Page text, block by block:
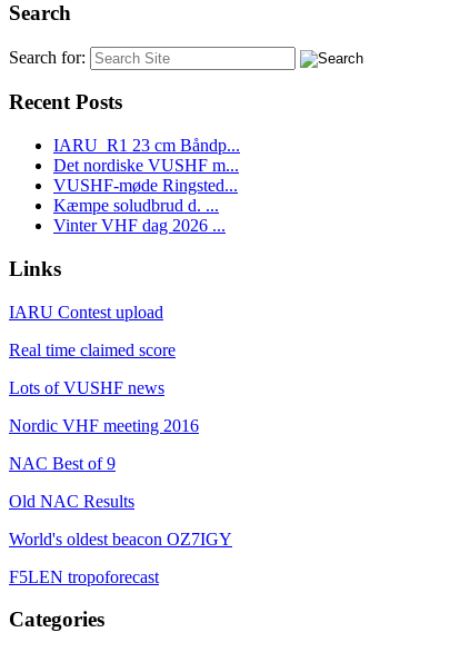
Search
Search for:
Recent Posts
IARU_R1 23 cm Båndp...
Det nordiske VUSHF m...
VUSHF-møde Ringsted...
Kæmpe soludbrud d. ...
Vinter VHF dag 2026 ...
Links
IARU Contest upload
Real time claimed score
Lots of VUSHF news
Nordic VHF meeting 2016
NAC Best of 9
Old NAC Results
World's oldest beacon OZ7IGY
F5LEN tropoforecast
Categories